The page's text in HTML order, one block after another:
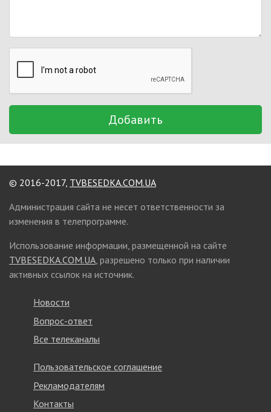
Добавить
© 2016-2017, TVBESEDKA.COM.UA
Администрация сайта не несет ответственности за
изменения в телепрограмме.
Использование информации, размещенной на сайте
TVBESEDKA.COM.UA , разрешено только при наличии
активных ссылок на источник.
Новости
Вопрос-ответ
Все телеканалы
Пользовательское соглашение
Рекламодателям
Контакты